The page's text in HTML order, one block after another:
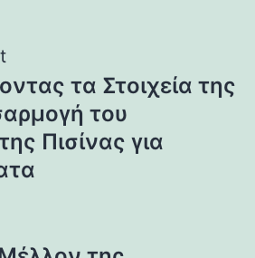
τα Στοιχεία της
του
Πισίνας για